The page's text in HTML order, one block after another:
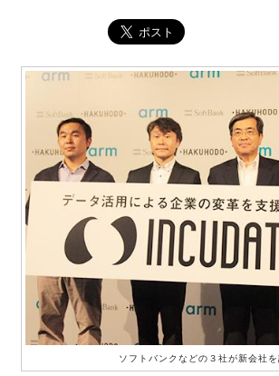
ソフトバンクなどの３社が新会社を